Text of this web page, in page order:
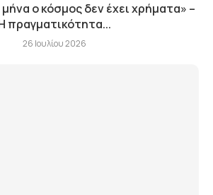
ο κόσμος δεν έχει χρήματα» –
πραγματικότητα...
26 Ιουλίου 2026